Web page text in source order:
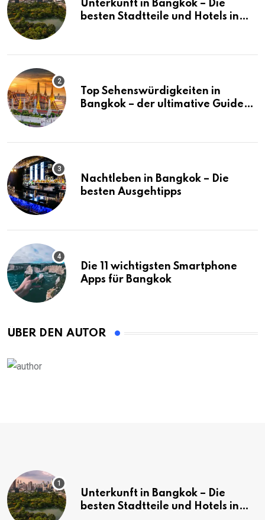
Unterkunft in Bangkok – Die
besten Stadtteile und Hotels in
Top Sehenswürdigkeiten in
Bangkok – der ultimative Guide
Nachtleben in Bangkok – Die
besten Ausgehtipps
Die 11 wichtigsten Smartphone
Apps für Bangkok
ÜBER DEN AUTOR
Unterkunft in Bangkok – Die
besten Stadtteile und Hotels in